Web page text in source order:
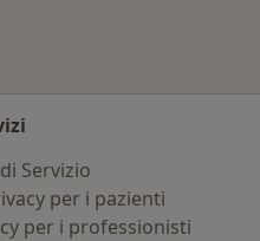
Servizio
per i pazienti
per i professionisti